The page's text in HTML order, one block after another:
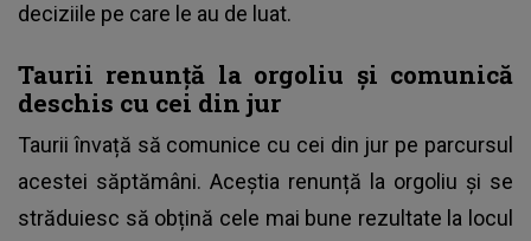
deciziile pe care le au de luat.
Taurii renunță la orgoliu și comunică
deschis cu cei din jur
Taurii învață să comunice cu cei din jur pe parcursul
acestei săptămâni. Aceștia renunță la orgoliu și se
străduiesc să obțină cele mai bune rezultate la locul